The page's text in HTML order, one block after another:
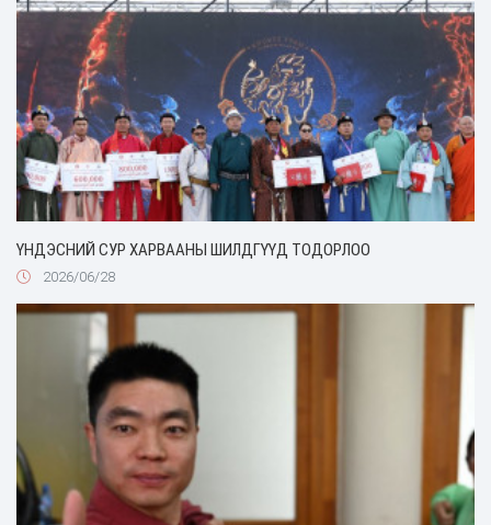
ҮНДЭСНИЙ СУР ХАРВААНЫ ШИЛДГҮҮД ТОДОРЛОО
2026/06/28